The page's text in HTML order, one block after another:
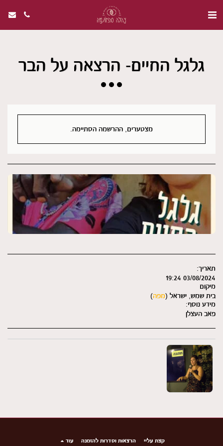
גלגל החיים- הרצאה על הבר
מצטערים, ההרשמה הסתיימה.
תאריך:
03/08/2024 19:24
מיקום
בית שמש, ישראל (מפה)
מידע נוסף:
פאב העצלן
קצת עליי הרצאות וסדרות להזמנה עוד